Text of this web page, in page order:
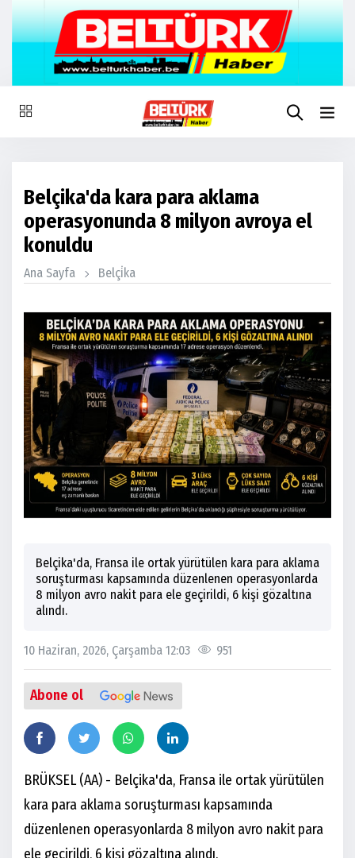
Belçika'da kara para aklama
operasyonunda 8 milyon avroya el
konuldu
Ana Sayfa Belçi̇ka
Belçika'da, Fransa ile ortak yürütülen kara para aklama
soruşturması kapsamında düzenlenen operasyonlarda
8 milyon avro nakit para ele geçirildi, 6 kişi gözaltına
alındı.
10 Haziran, 2026, Çarşamba 12:03 951
Abone ol
BRÜKSEL (AA) - Belçika'da, Fransa ile ortak yürütülen
kara para aklama soruşturması kapsamında
düzenlenen operasyonlarda 8 milyon avro nakit para
ele geçirildi, 6 kişi gözaltına alındı.